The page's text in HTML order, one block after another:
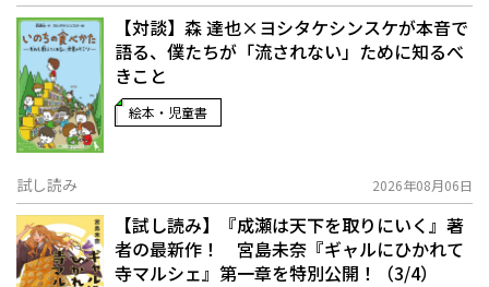
【対談】森 達也×ヨシタケシンスケが本音で
語る、僕たちが「流されない」ために知るべ
きこと
絵本・児童書
試し読み 2026年08月06日
【試し読み】『成瀬は天下を取りにいく』著
者の最新作！ 宮島未奈『ギャルにひかれて
寺マルシェ』第一章を特別公開！（3/4）